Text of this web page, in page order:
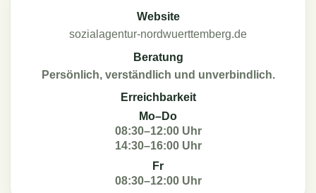
Website
sozialagentur-nordwuerttemberg.de
Beratung
Persönlich, verständlich und unverbindlich.
Erreichbarkeit
Mo–Do
08:30–12:00 Uhr
14:30–16:00 Uhr
Fr
08:30–12:00 Uhr